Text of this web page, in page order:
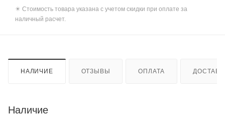
✴️ Стоимость товара указана с учетом скидки при оплате за
наличный расчет.
НАЛИЧИЕ ОТЗЫВЫ ОПЛАТА
Наличие